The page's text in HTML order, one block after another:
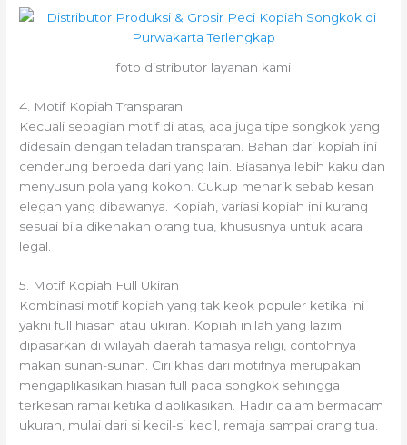
foto distributor layanan kami
4. Motif Kopiah Transparan
Kecuali sebagian motif di atas, ada juga tipe songkok yang
didesain dengan teladan transparan. Bahan dari kopiah ini
cenderung berbeda dari yang lain. Biasanya lebih kaku dan
menyusun pola yang kokoh. Cukup menarik sebab kesan
elegan yang dibawanya. Kopiah, variasi kopiah ini kurang
sesuai bila dikenakan orang tua, khususnya untuk acara
legal.
5. Motif Kopiah Full Ukiran
Kombinasi motif kopiah yang tak keok populer ketika ini
yakni full hiasan atau ukiran. Kopiah inilah yang lazim
dipasarkan di wilayah daerah tamasya religi, contohnya
makan sunan-sunan. Ciri khas dari motifnya merupakan
mengaplikasikan hiasan full pada songkok sehingga
terkesan ramai ketika diaplikasikan. Hadir dalam bermacam
ukuran, mulai dari si kecil-si kecil, remaja sampai orang tua.